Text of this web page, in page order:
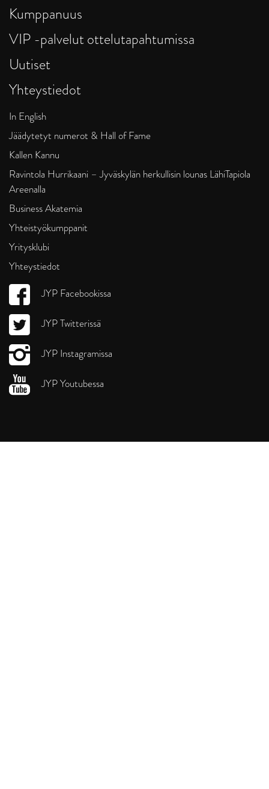
Kumppanuus
VIP -palvelut ottelutapahtumissa
Uutiset
Yhteystiedot
In English
Jäädytetyt numerot & Hall of Fame
Kallen Kannu
Ravintola Hurrikaani – Jyväskylän herkullisin lounas LähiTapiola
Areenalla
Business Akatemia
Yhteistyökumppanit
Yritysklubi
Yhteystiedot
JYP Facebookissa
JYP Twitterissä
JYP Instagramissa
JYP Youtubessa